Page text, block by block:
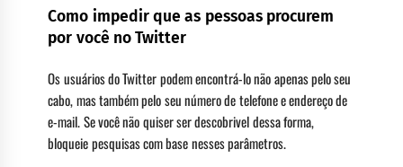
Como impedir que as pessoas procurem
por você no Twitter
Os usuários do Twitter podem encontrá-lo não apenas pelo seu
cabo, mas também pelo seu número de telefone e endereço de
e-mail. Se você não quiser ser descobrivel dessa forma,
bloqueie pesquisas com base nesses parâmetros.